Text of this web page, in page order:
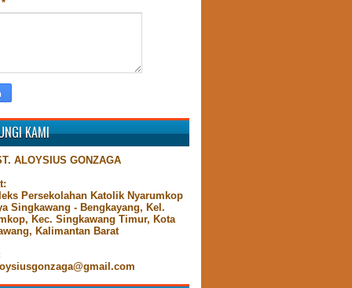
*
KAMI
ALOYSIUS GONZAGA
Persekolahan Katolik Nyarumkop
Singkawang - Bengkayang, Kel.
Kec. Singkawang Timur, Kota
Kalimantan Barat